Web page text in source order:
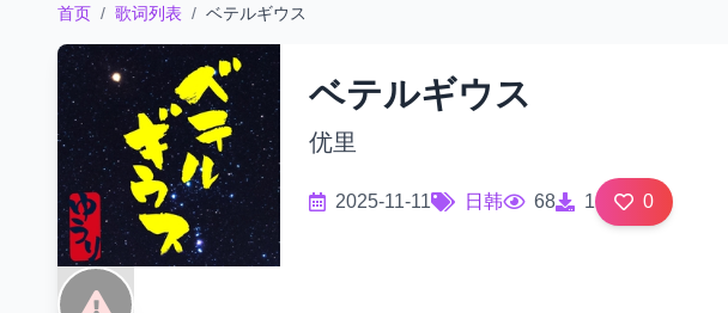
首页 / 歌词列表 / ベテルギウス
ベテルギウス
优里
2025-11-11 日韩 68 1 0